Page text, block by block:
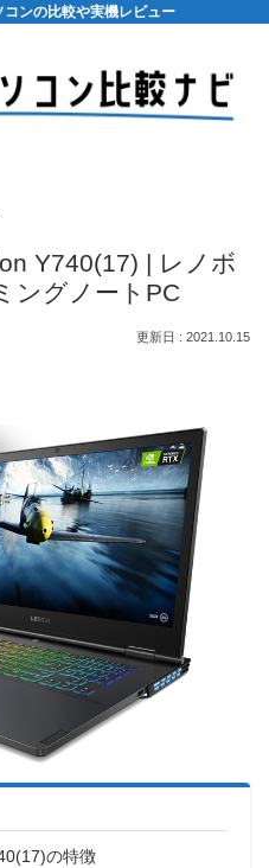
ンの比較や実機レビュー
Y740(17) | レノボ
ングノートPC
2021.10.15
の特徴